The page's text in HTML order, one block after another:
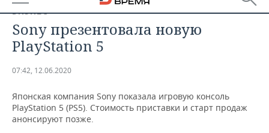
УДМУРТИЯ
НОВОСТИ АНАЛИТИКИ
ДЕКЛАРАЦИИ О ДОХОДАХ
КОРОЛИ ГОСЗАКАЗА ПФО
ЭКОНОМИКА
НОВОСТИ ЭКОНОМИКИ
ФИНАНСЫ
ПРОМЫШЛЕННОСТЬ
НОВОСТИ
ПРОМЫШЛЕННОСТИ
НЕДВИЖИМОСТЬ
БИЗНЕС
Sony презентовала новую
PlayStation 5
07:42, 12.06.2020
Японская компания Sony показала игровую консоль
PlayStation 5 (PS5). Стоимость приставки и старт продаж
анонсируют позже.